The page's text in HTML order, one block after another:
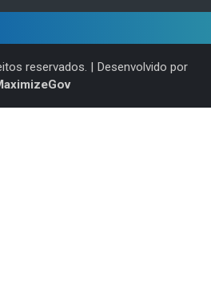
reservados. | Desenvolvido por